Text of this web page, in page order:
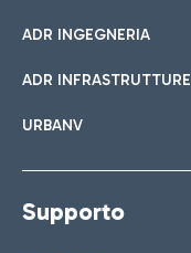
ADR INGEGNERIA
ADR INFRASTRUTTURE
URBANV
Supporto